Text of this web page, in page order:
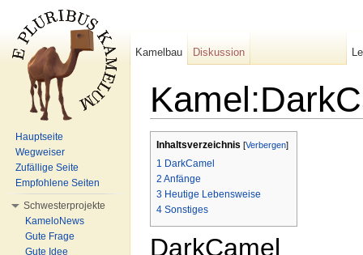
Inhaltsverzeichnis [Verbergen]
1 DarkCamel
2 Anfänge
3 Heutige Lebensweise
4 Sonstiges
DarkCamel
Kamelbau Diskussion
Hauptseite
Wegweiser
Zufällige Seite
Empfohlene Seiten
Schwesterprojekte
KameloNews
Gute Frage
Gute Idee